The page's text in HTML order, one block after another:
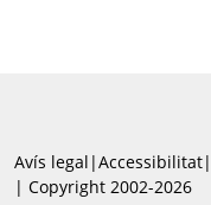
Avís legal |Accessibilitat|
| Copyright 2002-2026